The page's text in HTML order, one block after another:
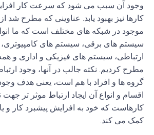
وجود آن سبب می شود که سرعت کار
کارها نیز بهبود یابد. عناوینی که مطرح شد
موجود در شبکه‌ های مختلف است که ما
سیستم های برقی، سیستم های
ارتباطی، سیستم های فیزیکی و اداری و
مطرح کردیم. نکته جالب در آنها، وجود
گروه ها و افراد با هم است، یعنی هدف
اقسام و انواع آن ایجاد ارتباط موثر تر جهت
کارهاست که خود به افزایش پیشبرد کار و
کمک می کند.